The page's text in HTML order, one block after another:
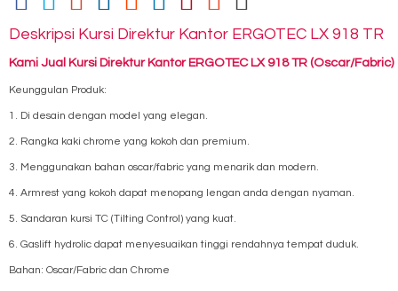
Deskripsi Kursi Direktur Kantor ERGOTEC LX 918 TR
Kami Jual Kursi Direktur Kantor ERGOTEC LX 918 TR (Oscar/Fabric)
Keunggulan Produk:
1. Di desain dengan model yang elegan.
2. Rangka kaki chrome yang kokoh dan premium.
3. Menggunakan bahan oscar/fabric yang menarik dan modern.
4. Armrest yang kokoh dapat menopang lengan anda dengan nyaman.
5. Sandaran kursi TC (Tilting Control) yang kuat.
6. Gaslift hydrolic dapat menyesuaikan tinggi rendahnya tempat duduk.
Bahan: Oscar/Fabric dan Chrome